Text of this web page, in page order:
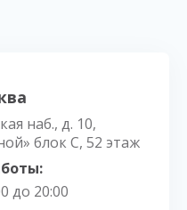
наб., д. 10,
блок С, 52 этаж
до 20:00